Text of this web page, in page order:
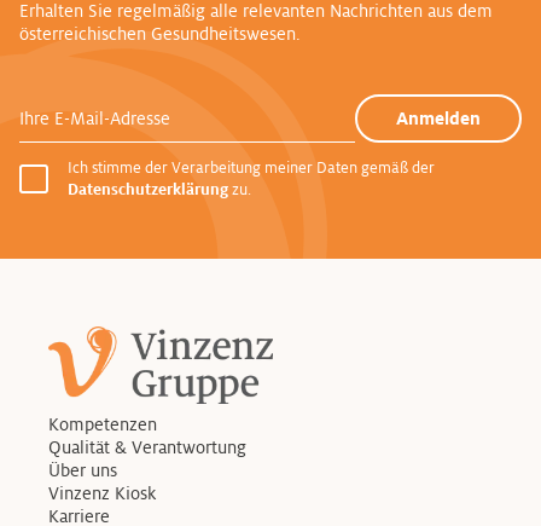
Erhalten Sie regelmäßig alle relevanten Nachrichten aus dem
österreichischen Gesundheitswesen.
Ihre E-Mail-Adresse
Anmelden
Ich stimme der Verarbeitung meiner Daten gemäß der
Datenschutzerklärung zu.
Kompetenzen
Qualität & Verantwortung
Über uns
Vinzenz Kiosk
Karriere